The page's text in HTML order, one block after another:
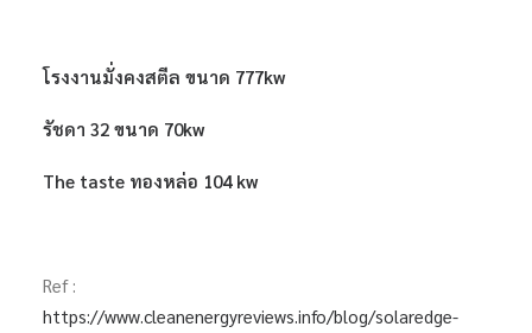
โรงงานมั่งคงสตีล ขนาด 777kw
รัชดา 32 ขนาด 70kw
The taste ทองหล่อ 104 kw
Ref :
https://www.cleanenergyreviews.info/blog/solaredge-